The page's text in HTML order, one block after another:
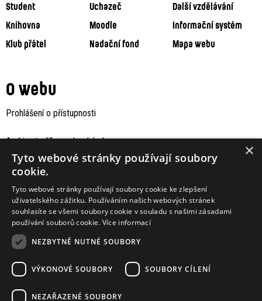
Student
Uchazeč
Další vzdělávání
Knihovna
Moodle
Informační systém
Klub přátel
Nadační fond Mapa webu
O webu
Prohlášení o přístupnosti
Archiv staršího webu Jaboku
Podporují nás
×
Tyto webové stránky používají soubory
cookie.
Tyto webové stránky používají soubory cookie ke zlepšení
uživatelského zážitku. Používáním našich webových stránek
souhlasíte se všemi soubory cookie v souladu s našimi zásadami
používání souborů cookie. Více informací
NEZBYTNĚ NUTNÉ SOUBORY
VÝKONOVÉ SOUBORY SOUBORY CÍLENÍ
NEZAŘAZENÉ SOUBORY